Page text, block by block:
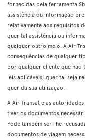
fornecidas pela ferramenta
assistência ou informação
relativamente aos requisitos
quer tal assistência ou
qualquer outro meio. A Air
consequências de qualquer
por qualquer cliente que não
leis aplicáveis, quer tal seja
quer da sua utilização.
A Air Transat e as
tiver os documentos
Pode também ser-lhe
documentos de viagem